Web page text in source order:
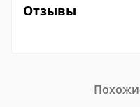
Отзывы